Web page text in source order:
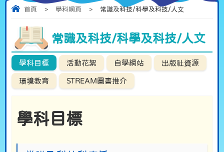
首頁 > 學科網頁 > 常識及科技/科學及科技/人文
常識及科技/科學及科技/人文
學科目標 活動花絮 自學網站 出版社資源
環境教育 STREAM圖書推介
學科目標